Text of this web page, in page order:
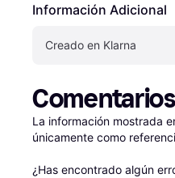
Información Adicional
Creado en Klarna
Comentarios
La información mostrada
únicamente como
¿Has encontrado algún